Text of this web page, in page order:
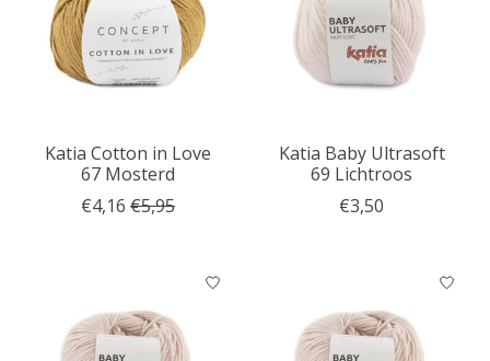
Katia Cotton in Love
67 Mosterd
€4,16 €5,95
Katia Baby Ultrasoft
69 Lichtroos
€3,50